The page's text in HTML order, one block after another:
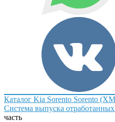
Каталог Kia Sorento Sorento
Система выпуска отработанных
часть